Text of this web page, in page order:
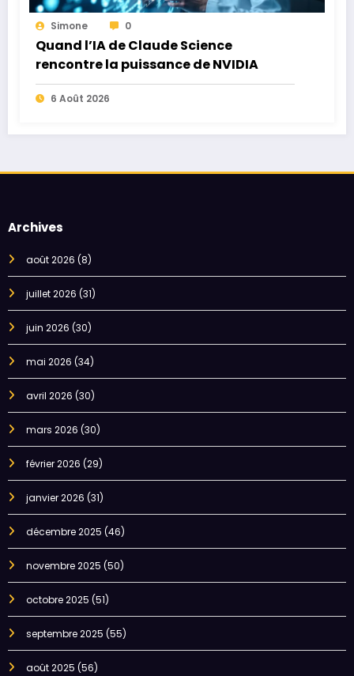
Simone 0
Quand l’IA de Claude Science
rencontre la puissance de NVIDIA
6 Août 2026
Archives
août 2026 (8)
juillet 2026 (31)
juin 2026 (30)
mai 2026 (34)
avril 2026 (30)
mars 2026 (30)
février 2026 (29)
janvier 2026 (31)
décembre 2025 (46)
novembre 2025 (50)
octobre 2025 (51)
septembre 2025 (55)
août 2025 (56)